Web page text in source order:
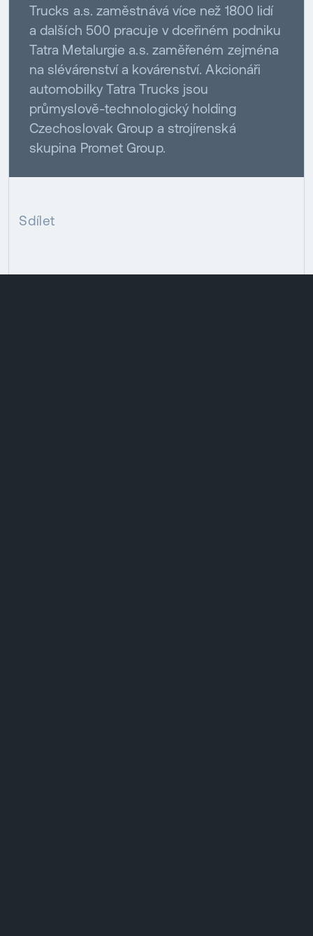
Trucks a.s. zaměstnává více než 1800 lidí
a dalších 500 pracuje v dceřiném podniku
Tatra Metalurgie a.s. zaměřeném zejména
na slévárenství a kovárenství. Akcionáři
automobilky Tatra Trucks jsou
průmyslově-technologický holding
Czechoslovak Group a strojírenská
skupina Promet Group.
Sdílet